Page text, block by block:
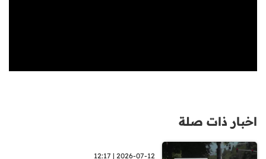
اخبار ذات صلة
2026-07-12 | 12:17